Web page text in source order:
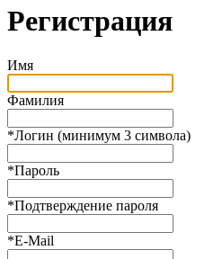
Регистрация
Имя
Фамилия
*Логин (минимум 3 символа)
*Пароль
*Подтверждение пароля
*E-Mail